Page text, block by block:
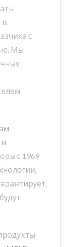
в
с
Мы
с 1969